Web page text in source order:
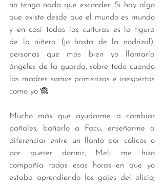
no tengo nada que esconder. Si hay algo
que existe desde que el mundo es mundo
y en casi todas las culturas es la figura
de la niñera (¡o hasta de la nodriza!),
personas que más bien yo llamaría
ángeles de la guarda, sobre todo cuando
las madres somos primerizas e inexpertas
como yo 🙈
Mucho más que ayudarme a cambiar
pañales, bañarlo a Facu, enseñarme a
diferenciar entre un llanto por cólicos o
por querer dormir, Meli me hizo
compañía todas esas horas en que yo
estaba aprendiendo los gajes del oficio;